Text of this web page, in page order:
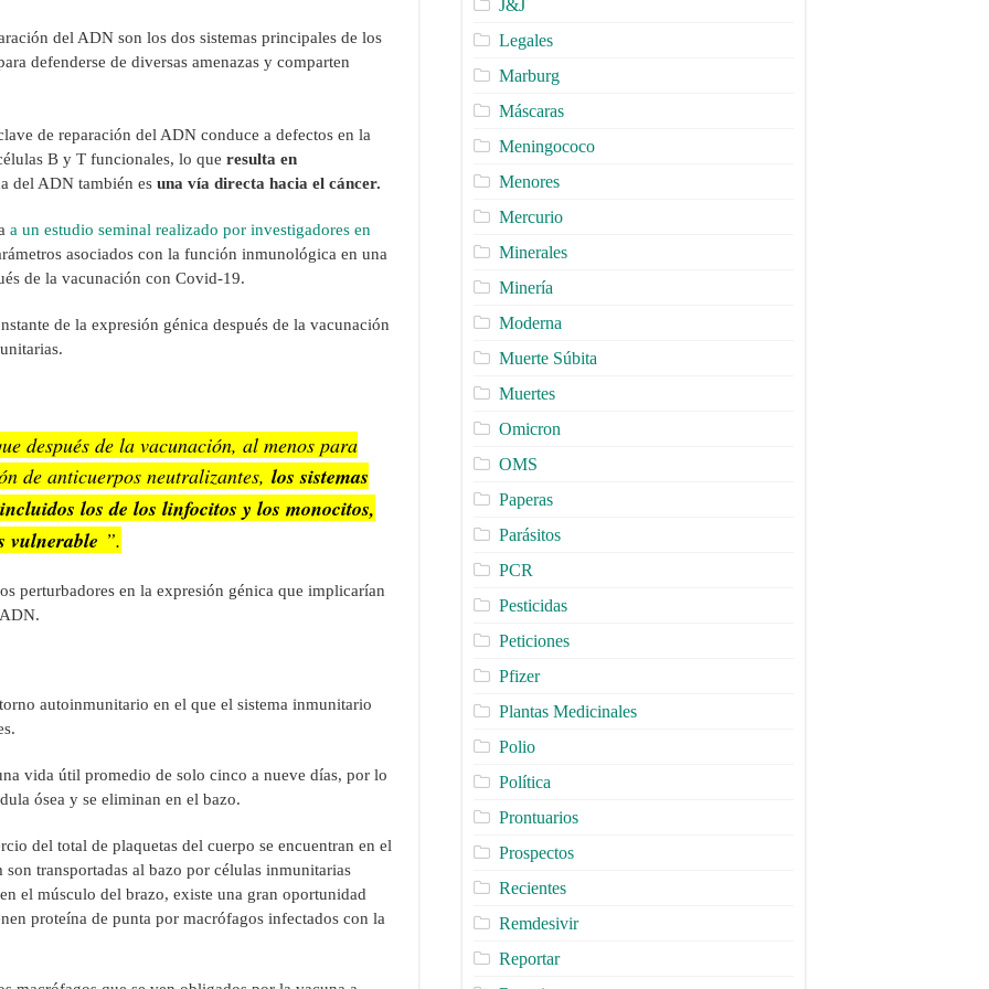
del ADN son los dos sistemas principales de los
defenderse de diversas amenazas y comparten
de reparación del ADN conduce a defectos en la
B y T funcionales, lo que resulta en
del ADN también es una vía directa hacia el cáncer.
a un estudio seminal realizado por investigadores en
asociados con la función inmunológica en una
de la vacunación con Covid-19.
de la expresión génica después de la vacunación
después de la vacunación, al menos para
de anticuerpos neutralizantes, los sistemas
los de los linfocitos y los monocitos,
vulnerable ”.
perturbadores en la expresión génica que implicarían
autoinmunitario en el que el sistema inmunitario
vida útil promedio de solo cinco a nueve días, por lo
ósea y se eliminan en el bazo.
del total de plaquetas del cuerpo se encuentran en el
transportadas al bazo por células inmunitarias
el músculo del brazo, existe una gran oportunidad
proteína de punta por macrófagos infectados con la
J&J
Legales
Marburg
Máscaras
Meningococo
Menores
Mercurio
Minerales
Minería
Moderna
Muerte Súbita
Muertes
Omicron
OMS
Paperas
Parásitos
PCR
Pesticidas
Peticiones
Pfizer
Plantas Medicinales
Polio
Política
Prontuarios
Prospectos
Recientes
Remdesivir
Reportar